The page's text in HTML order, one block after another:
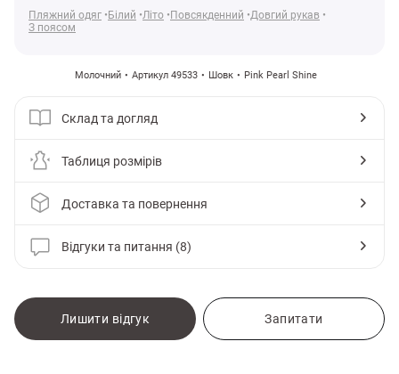
Пляжний одяг
Білий Літо Повсякденний Довгий рукав
З поясом
Молочний Артикул 49533 Шовк Pink Pearl Shine
Склад та догляд
Таблиця розмірів
Доставка та повернення
Відгуки та питання (8)
Лишити відгук Запитати